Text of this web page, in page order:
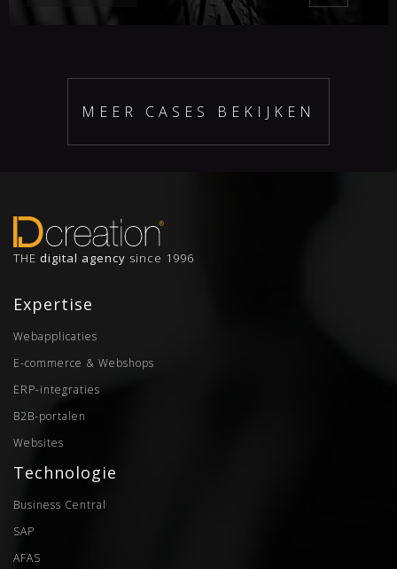
MEER CASES BEKIJKEN
THE digital agency since 1996
Expertise
Webapplicaties
E-commerce & Webshops
ERP-integraties
B2B-portalen
Websites
Technologie
Business Central
SAP
AFAS